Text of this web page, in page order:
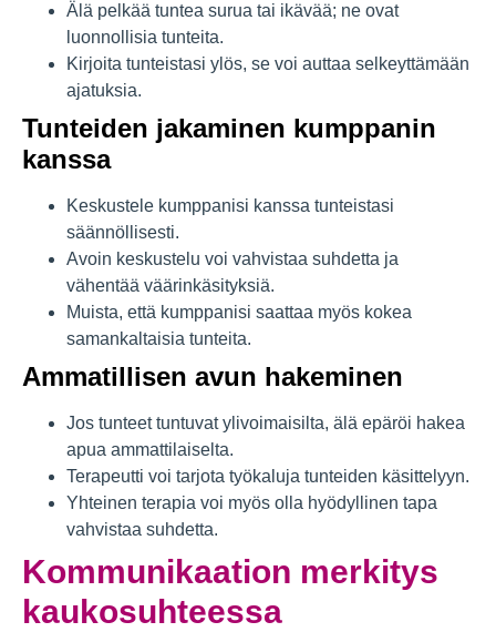
Älä pelkää tuntea surua tai ikävää; ne ovat
luonnollisia tunteita.
Kirjoita tunteistasi ylös, se voi auttaa selkeyttämään
ajatuksia.
Tunteiden jakaminen kumppanin
kanssa
Keskustele kumppanisi kanssa tunteistasi
säännöllisesti.
Avoin keskustelu voi vahvistaa suhdetta ja
vähentää väärinkäsityksiä.
Muista, että kumppanisi saattaa myös kokea
samankaltaisia tunteita.
Ammatillisen avun hakeminen
Jos tunteet tuntuvat ylivoimaisilta, älä epäröi hakea
apua ammattilaiselta.
Terapeutti voi tarjota työkaluja tunteiden käsittelyyn.
Yhteinen terapia voi myös olla hyödyllinen tapa
vahvistaa suhdetta.
Kommunikaation merkitys
kaukosuhteessa